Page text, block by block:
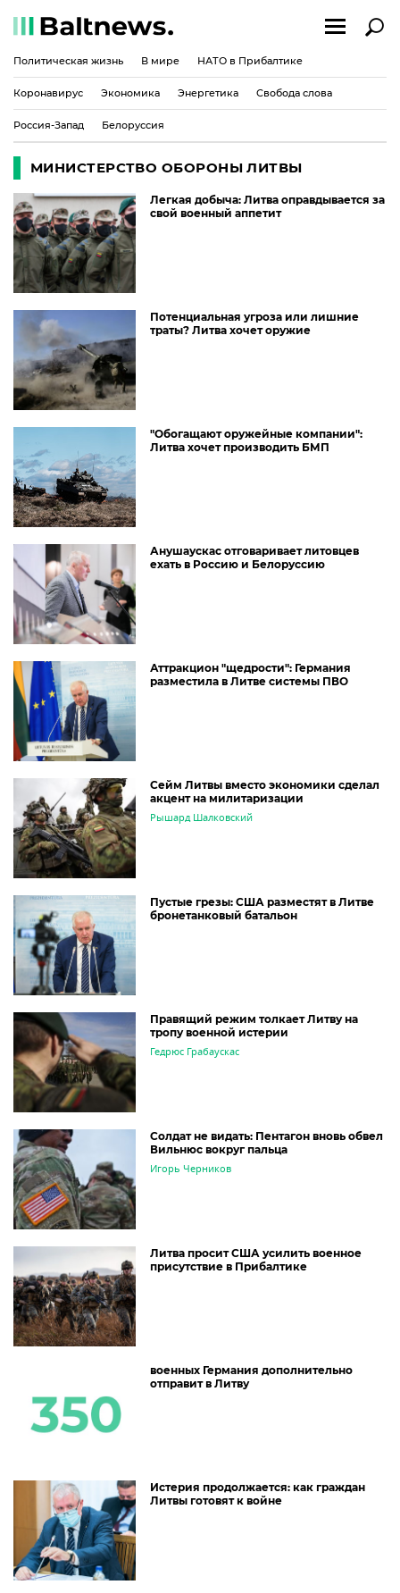
Политическая жизнь В мире НАТО в Прибалтике
Коронавирус Экономика Энергетика Свобода слова
Россия-Запад Белоруссия
МИНИСТЕРСТВО ОБОРОНЫ ЛИТВЫ
Легкая добыча: Литва оправдывается за
свой военный аппетит
Потенциальная угроза или лишние
траты? Литва хочет оружие
"Обогащают оружейные компании":
Литва хочет производить БМП
Анушаускас отговаривает литовцев
ехать в Россию и Белоруссию
Аттракцион "щедрости": Германия
разместила в Литве системы ПВО
Сейм Литвы вместо экономики сделал
акцент на милитаризации
Рышард Шалковский
Пустые грезы: США разместят в Литве
бронетанковый батальон
Правящий режим толкает Литву на
тропу военной истерии
Гедрюс Грабаускас
Солдат не видать: Пентагон вновь обвел
Вильнюс вокруг пальца
Игорь Черников
Литва просит США усилить военное
присутствие в Прибалтике
военных Германия дополнительно
отправит в Литву
Истерия продолжается: как граждан
Литвы готовят к войне